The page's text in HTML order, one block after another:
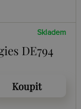
Skladem
DE794
Koupit